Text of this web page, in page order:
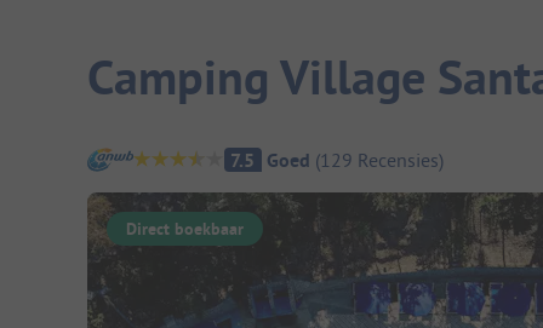
Camping Village
Camping overzicht
7.5 Goed (129 Recensies)
Direct boekbaar